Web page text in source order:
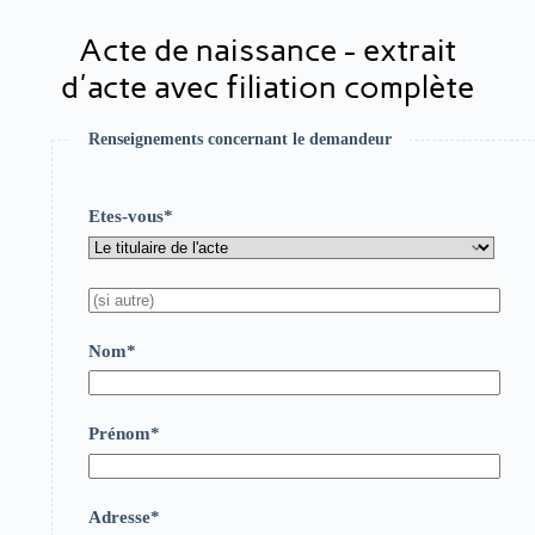
Acte de naissance - extrait
d'acte avec filiation complète
Renseignements concernant le demandeur
Etes-vous*
Nom*
Prénom*
Adresse*